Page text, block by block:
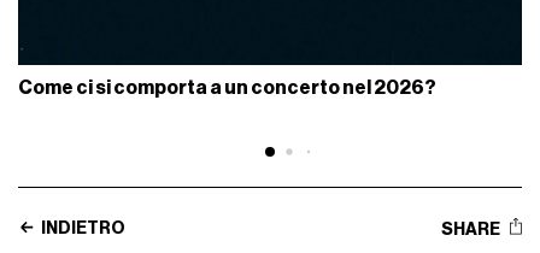
Come ci si comporta a un concerto nel 2026?
INDIETRO SHARE